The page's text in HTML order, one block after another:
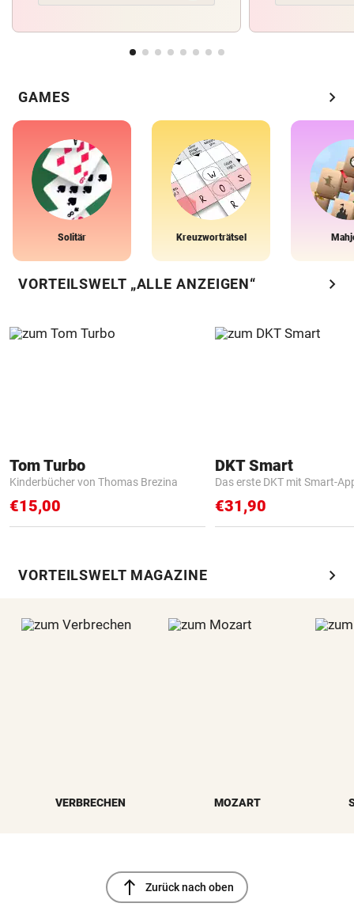
GAMES chevron_right
Solitär Kreuzworträtsel
VORTEILSWELT „ALLE ANZEIGEN“ chevron_right
Tom Turbo
Kinderbücher von Thomas Brezina
€15,00
DKT Smart
Das erste DKT mit Smart-
€31,90
VORTEILSWELT MAGAZINE chevron_right
VERBRECHEN MOZART
north Zurück nach oben